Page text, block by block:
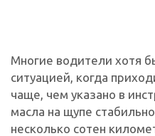
Многие водители хотя
ситуацией, когда
чаще, чем указано в
масла на щупе
несколько сотен